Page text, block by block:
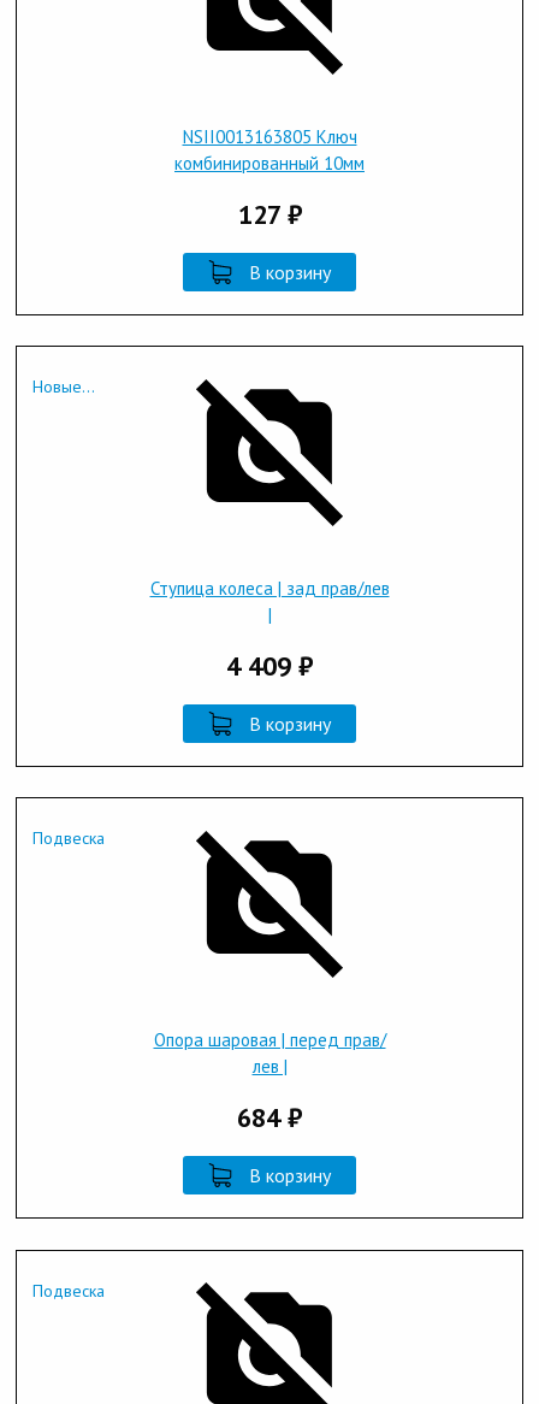
NSII0013163805 Ключ
комбинированный 10мм
127 ₽
В корзину
Новые...
Ступица колеса | зад прав/лев
|
4 409 ₽
В корзину
Подвеска
Опора шаровая | перед прав/
лев |
684 ₽
В корзину
Подвеска